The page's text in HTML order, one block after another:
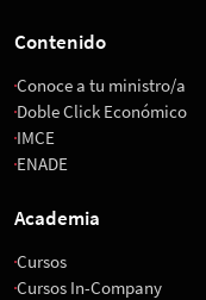
Contenido
Conoce a tu ministro/a
Doble Click Económico
IMCE
ENADE
Academia
Cursos
Cursos In-Company